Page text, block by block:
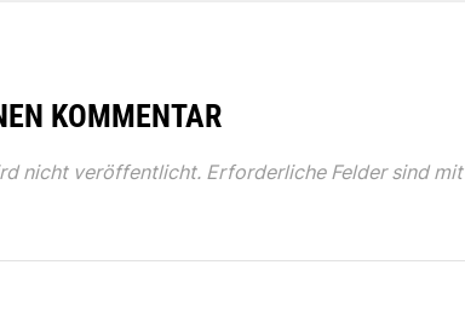
KOMMENTAR
nicht veröffentlicht. Erforderliche Felder sind mit